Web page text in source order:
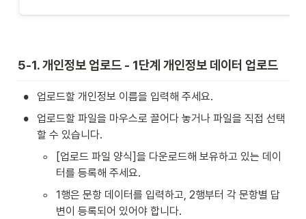
5-1. 개인정보 업로드 - 1단계 개인정보 데이터 업로드
• 업로드할 개인정보 이름을 입력해 주세요.
•
업로드할 파일을 마우스로 끌어다 놓거나 파일을 직접 선택
할 수 있습니다.
◦
[업로드 파일 양식]을 다운로드해 보유하고 있는 데이
터를 등록해 주세요.
◦
1행은 문항 데이터를 입력하고, 2행부터 각 문항별 답
변이 등록되어 있어야 합니다.